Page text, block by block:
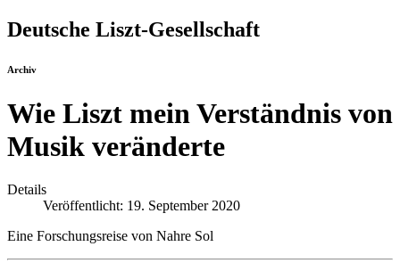
Deutsche Liszt-Gesellschaft
Archiv
Wie Liszt mein Verständnis von
Musik veränderte
Details
Veröffentlicht: 19. September 2020
Eine Forschungsreise von Nahre Sol